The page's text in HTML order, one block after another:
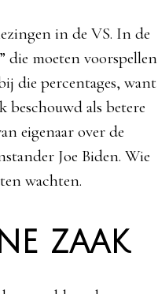
in de VS. In de
die moeten voorspellen
die percentages, want
beschouwd als betere
eigenaar over de
Joe Biden. Wie
wachten.
zaak